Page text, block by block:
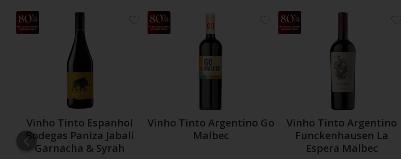
25%
OFF
ADICIONE
FAVORITOS
Vinho Tinto Espanhol
Bodegas Paniza Jabalí
Garnacha & Syrah
14%
OFF
ADICIONE
FAVORITOS
Vinho Tinto Argentino Go
Malbec
8%
OFF
Vinho Tinto Argentino
Funckenhausen La
Espera Malbec